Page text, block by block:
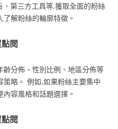
第三方工具等,獲取全面的粉絲
解粉絲的輪廓特徵。
閱
分佈、性別比例、地區分佈等
略。 例如,如果粉絲主要集中
容風格和話題選擇。
閱